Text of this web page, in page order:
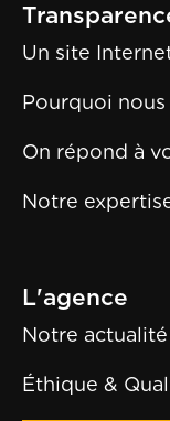
Un site
Pourquoi
On répond à
Notre
L'agence
Notre actualité
Éthique &